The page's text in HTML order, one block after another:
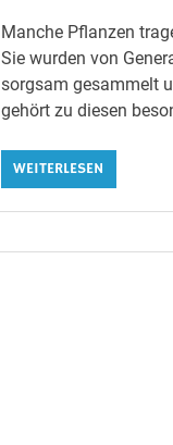
Manche Pflanzen
Sie wurden von
sorgsam gesammelt
gehört zu diesen
WEITERLESEN